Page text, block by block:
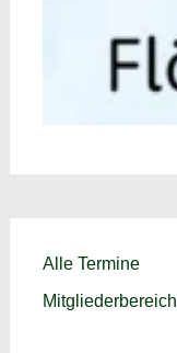
Alle Termine
Mitgliederbereich